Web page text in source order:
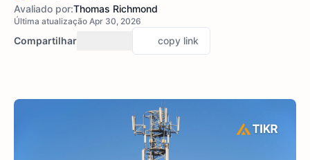
Avaliado por:Thomas Richmond
Última atualização Apr 30, 2026
Compartilhar copy link